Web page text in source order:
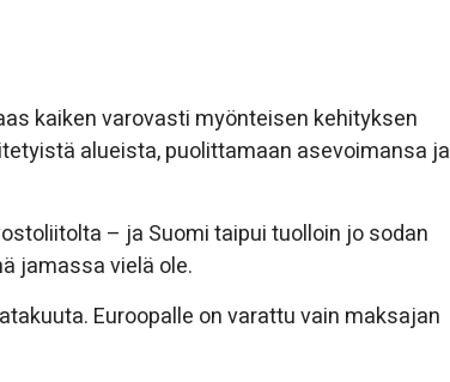
kaiken varovasti myönteisen kehityksen
alueista, puolittamaan asevoimansa ja
– ja Suomi taipui tuolloin jo sodan
jamassa vielä ole.
Euroopalle on varattu vain maksajan